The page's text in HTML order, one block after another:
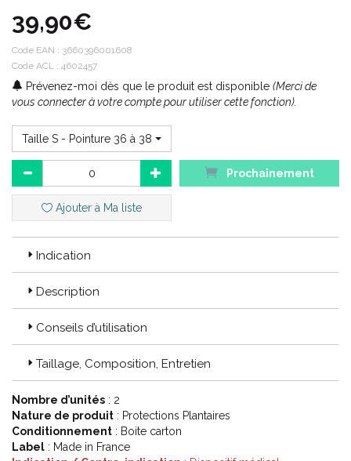
Spécialiste des soins en podologie et orthopédie, EPITACT®
crèmes pour le corps :
Cheville.
Main.
Poignet.
Peau.
39,90€
Code EAN : 3660396001608
Code ACL : 4602457
Prévenez-moi dès que le produit est disponible (Merci de
vous connecter à votre compte pour utiliser cette fonction).
Taille S - Pointure 36 à 38
Prochainement
Ajouter à Ma liste
Indication
Description
Conseils d’utilisation
Taillage, Composition, Entretien
Nombre d’unités : 2
Nature de produit : Protections Plantaires
Conditionnement : Boite carton
Label : Made in France